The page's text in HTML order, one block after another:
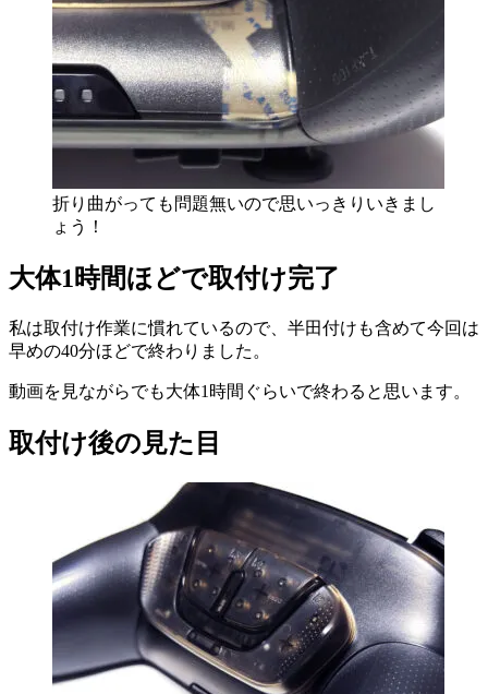
折り曲がっても問題無いので思いっきりいきまし
ょう！
大体1時間ほどで取付け完了
私は取付け作業に慣れているので、半田付けも含めて今回は
早めの40分ほどで終わりました。
動画を見ながらでも大体1時間ぐらいで終わると思います。
取付け後の見た目